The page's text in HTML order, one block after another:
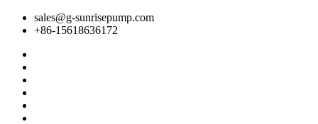
sales@g-sunrisepump.com
+86-15618636172